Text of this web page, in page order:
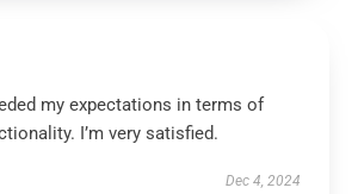
my expectations in terms of
I’m very satisfied.
Dec 4, 2024